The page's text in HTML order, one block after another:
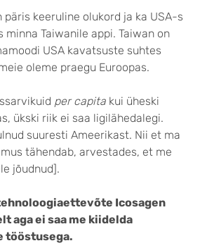
päris keeruline olukord ja ka USA-s
minna Taiwanile appi. Taiwan on
USA kavatsuste suhtes
oleme praegu Euroopas.
per capita kui üheski
ükski riik ei saa ligilähedalegi.
suuresti Ameerikast. Nii et ma
tähendab, arvestades, et me
jõudnud].
Icosagen
aga ei saa me kiidelda
tööstusega.